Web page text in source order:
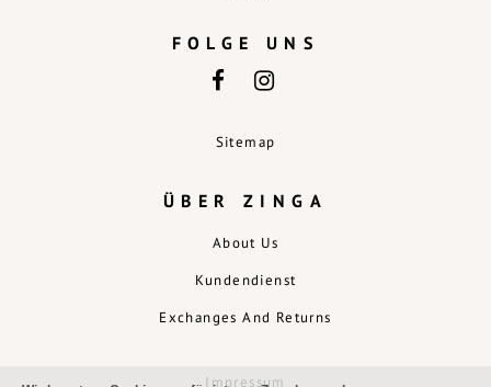
ÜBER ZINGA
About Us
Kundendienst
Exchanges And Returns
Impressum
FOLGE UNS
Sitemap